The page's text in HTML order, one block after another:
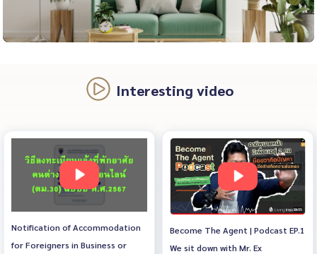
Interesting video
Notification of Accommodation
for Foreigners in Business or
Become The Agent | Podcast EP.1
We sit down with Mr. Ex